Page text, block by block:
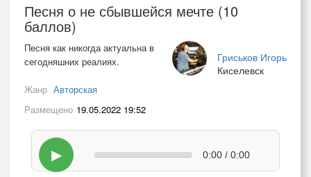
Песня о не сбывшейся мечте (10
баллов)
Гриськов Игорь
Киселевск
Песня как никогда актуальна в
сегодняшних реалиях.
Жанр Авторская
Размещено 19.05.2022 19:52
▶ 0:00 / 0:00